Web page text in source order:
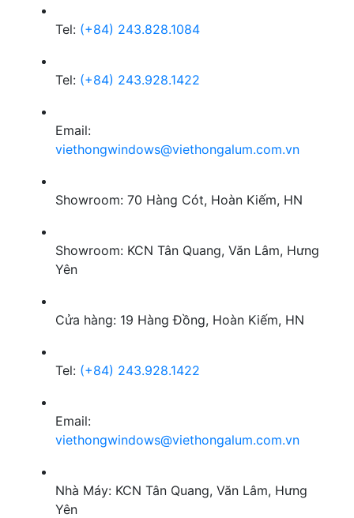
Tel: (+84) 243.828.1084
Tel: (+84) 243.928.1422
Email:
viethongwindows@viethongalum.com.vn
Showroom: 70 Hàng Cót, Hoàn Kiếm, HN
Showroom: KCN Tân Quang, Văn Lâm, Hưng
Yên
Cửa hàng: 19 Hàng Đồng, Hoàn Kiếm, HN
Tel: (+84) 243.928.1422
Email:
viethongwindows@viethongalum.com.vn
Nhà Máy: KCN Tân Quang, Văn Lâm, Hưng
Yên